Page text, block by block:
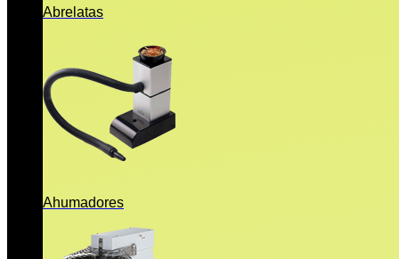
Abrelatas
Ahumadores